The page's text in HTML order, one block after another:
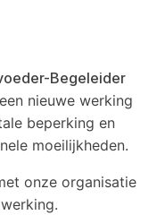
Begeleider
nieuwe werking
beperking en
moeilijkheden.
onze organisatie